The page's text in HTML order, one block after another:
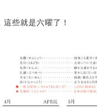
些就是六曜了！